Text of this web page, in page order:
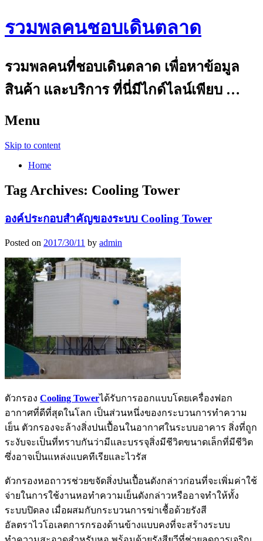
รวมพลคนชอบเดินตลาด
รวมพลคนที่ชอบเดินตลาด เพื่อหาข้อมูล
สินค้า และบริการ ที่นี่มีไกด์ไลน์เพียบ …
Menu
Skip to content
Home
Tag Archives: Cooling Tower
องค์ประกอบสำคัญของระบบ Cooling Tower
Posted on 2017/30/11 by admin
ตัวกรอง Cooling Towerได้รับการออกแบบโดยเครื่องฟอก
อากาศที่ดีที่สุดในโลก เป็นส่วนหนึ่งของกระบวนการทำความ
เย็น ตัวกรองจะล้างสิ่งปนเปื้อนในอากาศในระบบอาคาร สิ่งที่ถูก
ระงับจะเป็นที่ทราบกันว่ามีและบรรจุสิ่งมีชีวิตขนาดเล็กที่มีชีวิต
ซึ่งอาจเป็นแหล่งแบคทีเรียและไวรัส
ตัวกรองหอถาวรช่วยขจัดสิ่งปนเปื้อนดังกล่าวก่อนที่จะเพิ่มค่าใช้
จ่ายในการใช้งานหอทำความเย็นดังกล่าวหรืออาจทำให้ทั้ง
ระบบปิดลง เมื่อผสมกับกระบวนการฆ่าเชื้อด้วยรังสี
อัลตราไวโอเลตการกรองด้านข้างแบบคงที่จะสร้างระบบ